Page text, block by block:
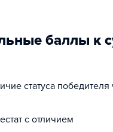
баллы к
статуса
с отличием